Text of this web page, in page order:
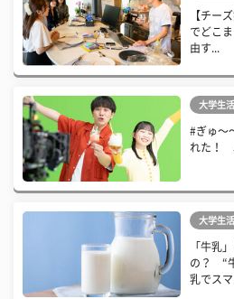
【チー
でどこ
由す...
大学生活
#ぎゅ〜
れた！
大学生活
「牛乳
の？ “
乳でスマ